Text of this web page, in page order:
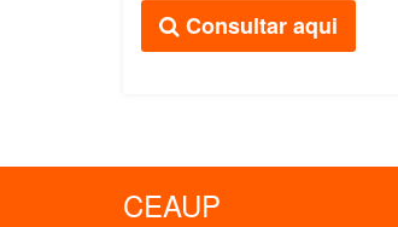
Consultar aqui
CEAUP